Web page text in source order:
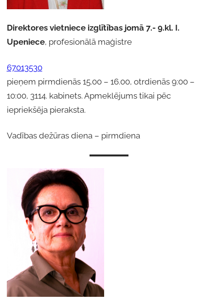
Direktoresvietniece izglītības jomā 7.- 9.kl. I.
Upeniece, profesionālā maģistre
67013530
pieņem pirmdienās 15.00 – 16.00, otrdienās 9:00 –
10:00, 3114. kabinets. Apmeklējums tikai pēc
iepriekšēja pieraksta.
Vadības dežūras diena – pirmdiena